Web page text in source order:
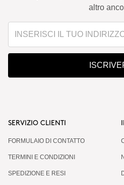
altro
SERVIZIO CLIENTI
FORMULAIO DI CONTATTO
TERMINI E CONDIZIONI
SPEDIZIONE E RESI